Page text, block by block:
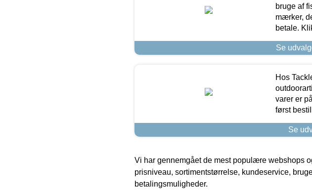
bruge af
mærker,
betale.
Se
Hos
varer er
først
Se
Vi har gennemgået de mest populære webshops
prisniveau, sortimentstørrelse, kundeservice,
betalingsmuligheder.